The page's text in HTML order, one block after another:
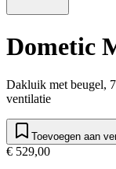
Dometic
Dakluik met beugel,
ventilatie
Toevoegen aan
€ 529,00